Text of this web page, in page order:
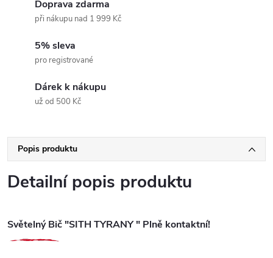
Doprava zdarma
při nákupu nad 1 999 Kč
5% sleva
pro registrované
Dárek k nákupu
už od 500 Kč
Popis produktu
Detailní popis produktu
Světelný Bič "SITH TYRANY " Plně kontaktní!